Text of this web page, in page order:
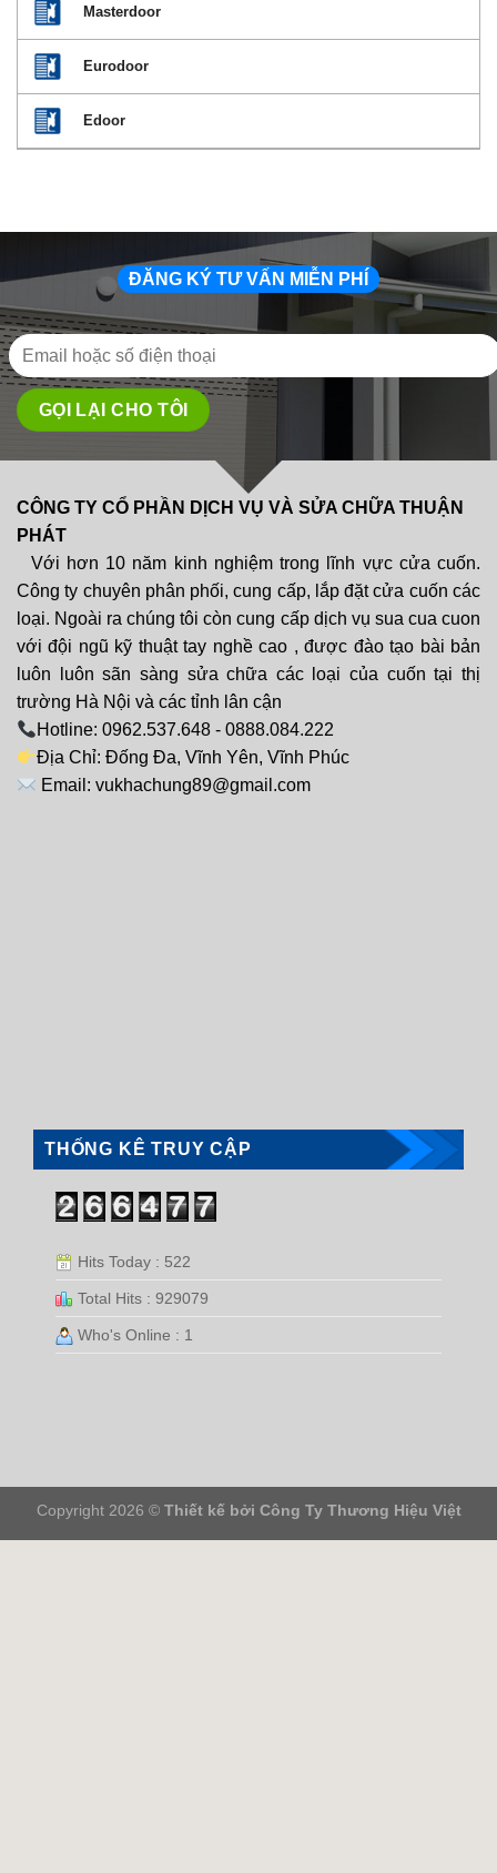
Masterdoor
Eurodoor
Edoor
ĐĂNG KÝ TƯ VẤN MIỄN PHÍ
CÔNG TY CỔ PHẦN DỊCH VỤ VÀ SỬA CHỮA THUẬN
PHÁT
Với hơn 10 năm kinh nghiệm trong lĩnh vực cửa cuốn.
Công ty chuyên phân phối, cung cấp, lắp đặt cửa cuốn các
loại. Ngoài ra chúng tôi còn cung cấp dịch vụ sua cua cuon
với đội ngũ kỹ thuật tay nghề cao , được đào tạo bài bản
luôn luôn sãn sàng sửa chữa các loại của cuốn tại thị
trường Hà Nội và các tỉnh lân cận
Hotline: 0962.537.648 - 0888.084.222
Địa Chỉ: Đống Đa, Vĩnh Yên, Vĩnh Phúc
Email: vukhachung89@gmail.com
THỐNG KÊ TRUY CẬP
Hits Today : 522
Total Hits : 929079
Who's Online : 1
Copyright 2026 © Thiết kế bởi Công Ty Thương Hiệu Việt